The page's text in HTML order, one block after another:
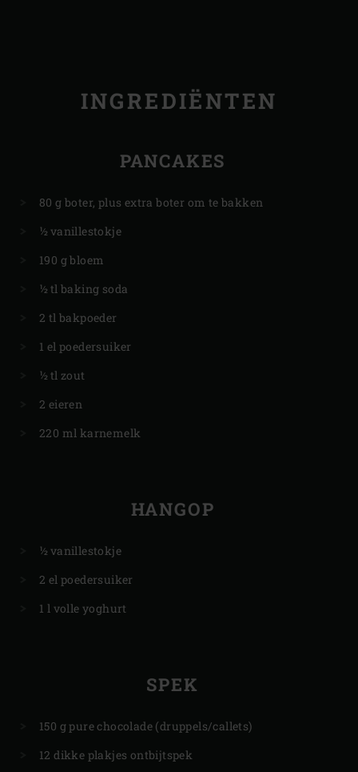
INGREDIËNTEN
PANCAKES
80 g boter, plus extra boter om te bakken
½ vanillestokje
190 g bloem
½ tl baking soda
2 tl bakpoeder
1 el poedersuiker
½ tl zout
2 eieren
220 ml karnemelk
HANGOP
½ vanillestokje
2 el poedersuiker
1 l volle yoghurt
SPEK
150 g pure chocolade (druppels/callets)
12 dikke plakjes ontbijtspek